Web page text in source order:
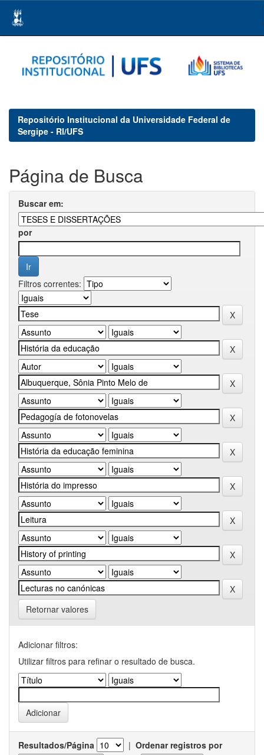
navigation
Repositório Institucional da Universidade Federal de
Sergipe - RI/UFS
Página de Busca
Buscar em:
por
Filtros correntes:
Retornar valores
Adicionar filtros:
Utilizar filtros para refinar o resultado de busca.
Resultados/Página | Ordenar registros por